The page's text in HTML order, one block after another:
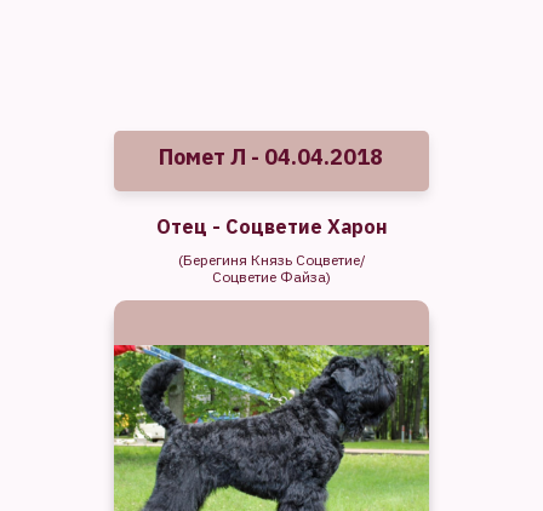
(Берегиня Князь Соцветие/
Соцветие Файза)
Отец - Соцветие Харон
Помет Л - 04.04.2018